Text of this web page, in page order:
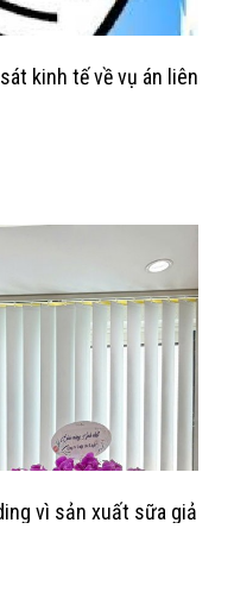
kinh tế về vụ án liên
vì sản xuất sữa giả